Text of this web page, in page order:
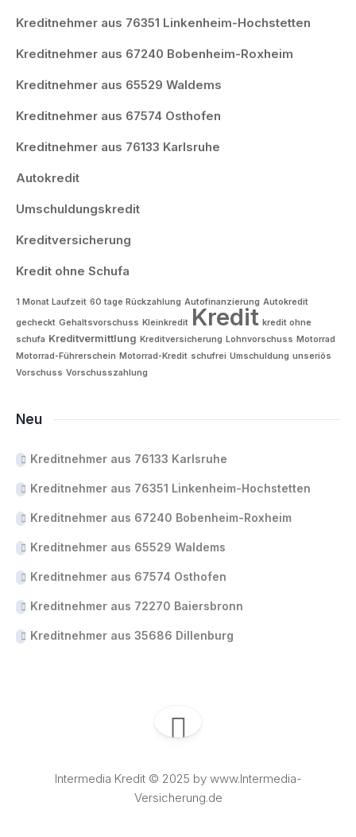
Kreditnehmer aus 76351 Linkenheim-Hochstetten
Kreditnehmer aus 67240 Bobenheim-Roxheim
Kreditnehmer aus 65529 Waldems
Kreditnehmer aus 67574 Osthofen
Kreditnehmer aus 76133 Karlsruhe
Autokredit
Umschuldungskredit
Kreditversicherung
Kredit ohne Schufa
1 Monat Laufzeit 60 tage Rückzahlung Autofinanzierung Autokredit
gecheckt Gehaltsvorschuss Kleinkredit Kredit kredit ohne
schufa Kreditvermittlung Kreditversicherung Lohnvorschuss Motorrad
Motorrad-Führerschein Motorrad-Kredit schufrei Umschuldung unseriös
Vorschuss Vorschusszahlung
Neu
Kreditnehmer aus 76133 Karlsruhe
Kreditnehmer aus 76351 Linkenheim-Hochstetten
Kreditnehmer aus 67240 Bobenheim-Roxheim
Kreditnehmer aus 65529 Waldems
Kreditnehmer aus 67574 Osthofen
Kreditnehmer aus 72270 Baiersbronn
Kreditnehmer aus 35686 Dillenburg
Intermedia Kredit © 2025 by www.Intermedia-
Versicherung.de